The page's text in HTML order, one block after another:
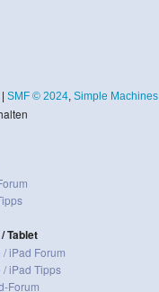
SMF © 2024, Simple Machines
Tablet
iPad Forum
iPad Tipps
Forum